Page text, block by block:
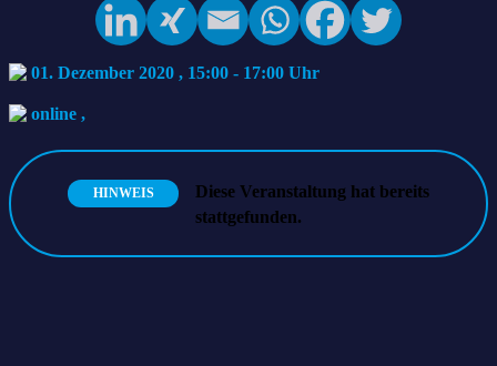
01. Dezember 2020 , 15:00 - 17:00
online ,
HINWEIS
Diese Veranstaltung hat bereits
stattgefunden.